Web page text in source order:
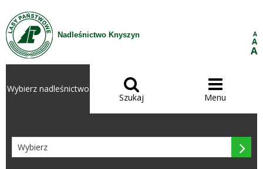
Przejdź do treści
Nadleśnictwo Knyszyn A
A
A
Wybierz nadleśnictwo 
Szukaj

Menu
